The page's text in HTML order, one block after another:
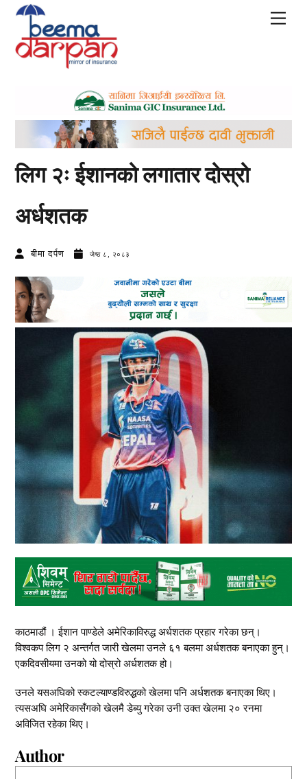
Skip
content
लिग २ः ईशानको लगातार दोस्रो
अर्धशतक
बीमा दर्पण जेष्ठ ८, २०८३
काठमाडौं । ईशान पाण्डेले अमेरिकाविरुद्ध अर्धशतक प्रहार गरेका छन्।
विश्वकप लिग २ अन्तर्गत जारी खेलमा उनले ६१ बलमा अर्धशतक बनाएका हुन्।
एकदिवसीयमा उनको यो दोस्रो अर्धशतक हो।
उनले यसअघिको स्कटल्याण्डविरुद्धको खेलमा पनि अर्धशतक बनाएका थिए।
त्यसअघि अमेरिकासँगको खेलमै डेब्यु गरेका उनी उक्त खेलमा २० रनमा
अविजित रहेका थिए।
Author